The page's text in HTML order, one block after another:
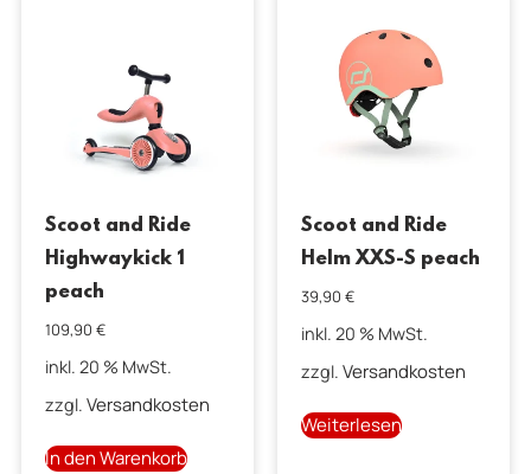
Scoot and Ride
Highwaykick 1
peach
109,90 €
inkl. 20 % MwSt.
zzgl. Versandkosten
In den Warenkorb
Scoot and Ride
Helm XXS-S peach
39,90 €
inkl. 20 % MwSt.
zzgl. Versandkosten
Weiterlesen